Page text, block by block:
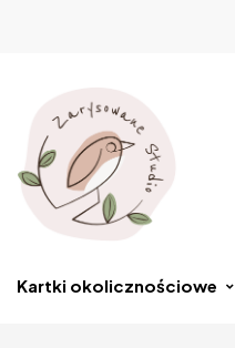
Kartki okolicznościowe